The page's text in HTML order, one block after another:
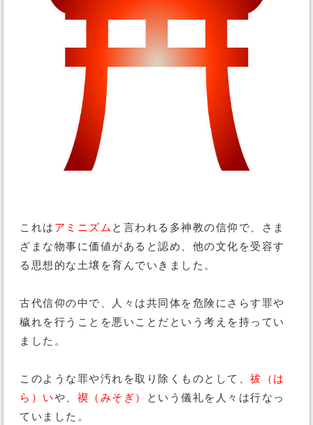
これは アミニズム と言われる多神教の信仰で、さま
ざまな物事に価値があると認め、他の文化を受容す
る思想的な土壌を育んでいきました。
古代信仰の中で、人々は共同体を危険にさらす罪や
穢れを行うことを悪いことだという考えを持ってい
ました。
このような罪や汚れを取り除くものとして、 祓（は
ら）いや、 禊（みそぎ）
という儀礼を人々は行なっ
ていました。